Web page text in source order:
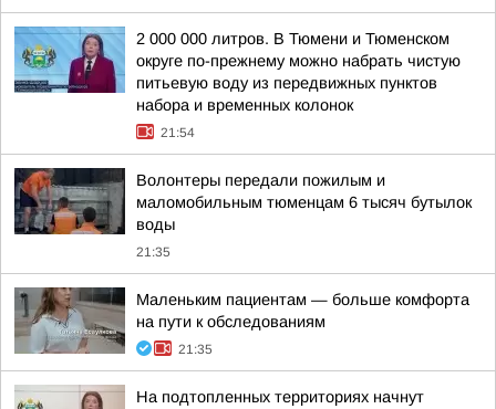
2 000 000 литров. В Тюмени и Тюменском
округе по-прежнему можно набрать чистую
питьевую воду из передвижных пунктов
набора и временных колонок
21:54
Волонтеры передали пожилым и
маломобильным тюменцам 6 тысяч бутылок
воды
21:35
Маленьким пациентам — больше комфорта
на пути к обследованиям
21:35
На подтопленных территориях начнут